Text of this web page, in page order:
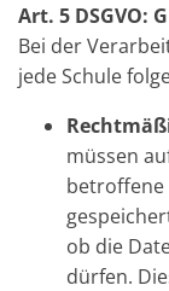
Art. 5 DSGVO:
Bei der
jede Schule
müssen
betroffene
ob die
dürfen.